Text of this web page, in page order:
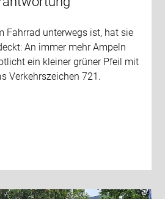
Fahrrad unterwegs ist, hat sie
An immer mehr Ampeln
ein kleiner grüner Pfeil mit
Verkehrszeichen 721.